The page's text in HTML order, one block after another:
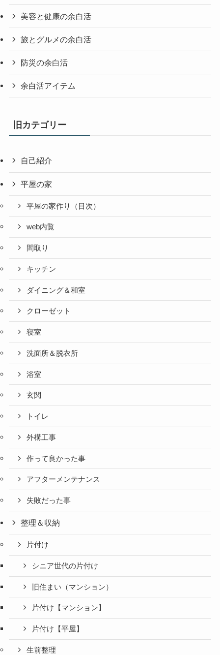
美容と健康の余白活
旅とグルメの余白活
防災の余白活
余白活アイテム
旧カテゴリー
自己紹介
平屋の家
平屋の家作り（目次）
web内覧
間取り
キッチン
ダイニング＆和室
クローゼット
寝室
洗面所＆脱衣所
浴室
玄関
トイレ
外構工事
作って良かった事
アフターメンテナンス
失敗だった事
整理＆収納
片付け
シニア世代の片付け
旧住まい（マンション）
片付け【マンション】
片付け【平屋】
生前整理